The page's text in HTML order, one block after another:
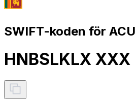
SWIFT-koden för
HNBSLKLX XXX